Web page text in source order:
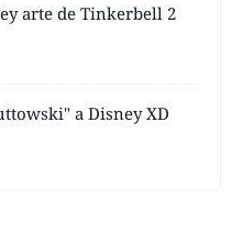
arte de Tinkerbell 2
a Disney XD